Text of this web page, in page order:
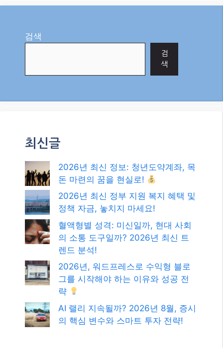
검색
검
색
최신글
2026년 최신 정보: 청년도약계좌, 목
돈 마련의 꿈을 현실로!
2026년 최신 정부 지원 복지 혜택 및
정책 자금, 놓치지 마세요!
혈액형별 성격: 미신일까, 현대 사회
의 소통 도구일까? 2026년 최신 트
렌드 분석!
2026년, 워드프레스로 수익형 블로
그를 시작해야 하는 이유와 성공 전
략
AI 랠리 지속될까? 2026년 8월, 증시
의 핵심 변수와 스마트 투자 전략!